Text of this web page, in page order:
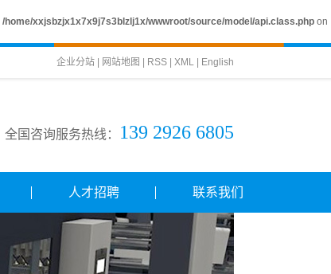
/home/xxjsbzjx1x7x9j7s3blzlj1x/wwwroot/source/model/api.class.php on
企业分站 网站地图 RSS XML English
全国咨询服务热线： 139 2926 6805
人才招聘 联系我们